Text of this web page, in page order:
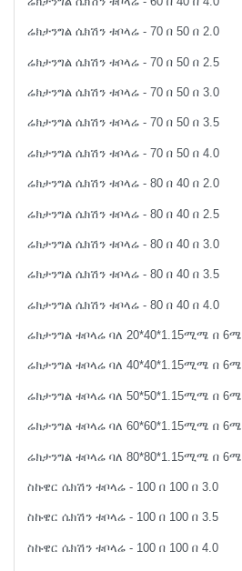
ሬክታንግል ሴክሽን ቱቦላሬ - 70 በ 50 በ 2.0
ሬክታንግል ሴክሽን ቱቦላሬ - 70 በ 50 በ 2.5
ሬክታንግል ሴክሽን ቱቦላሬ - 70 በ 50 በ 3.0
ሬክታንግል ሴክሽን ቱቦላሬ - 70 በ 50 በ 3.5
ሬክታንግል ሴክሽን ቱቦላሬ - 70 በ 50 በ 4.0
ሬክታንግል ሴክሽን ቱቦላሬ - 80 በ 40 በ 2.0
ሬክታንግል ሴክሽን ቱቦላሬ - 80 በ 40 በ 2.5
ሬክታንግል ሴክሽን ቱቦላሬ - 80 በ 40 በ 3.0
ሬክታንግል ሴክሽን ቱቦላሬ - 80 በ 40 በ 3.5
ሬክታንግል ሴክሽን ቱቦላሬ - 80 በ 40 በ 4.0
ሬክታንግል ቱቦላሬ ባለ 20*40*1.15ሚሜ በ 6ሜ
ሬክታንግል ቱቦላሬ ባለ 40*40*1.15ሚሜ በ 6ሜ
ሬክታንግል ቱቦላሬ ባለ 50*50*1.15ሚሜ በ 6ሜ
ሬክታንግል ቱቦላሬ ባለ 60*60*1.15ሚሜ በ 6ሜ
ሬክታንግል ቱቦላሬ ባለ 80*80*1.15ሚሜ በ 6ሜ
ስኩዌር ሴክሽን ቱቦላሬ - 100 በ 100 በ 3.0
ስኩዌር ሴክሽን ቱቦላሬ - 100 በ 100 በ 3.5
ስኩዌር ሴክሽን ቱቦላሬ - 100 በ 100 በ 4.0